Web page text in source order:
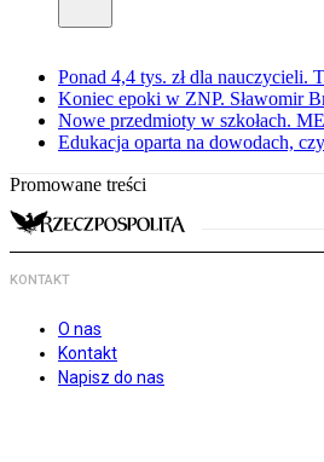
Ponad 4,4 tys. zł dla nauczycieli.
Koniec epoki w ZNP. Sławomir
Nowe przedmioty w szkołach.
Edukacja oparta na dowodach,
Promowane treści
KONTAKT
O nas
Kontakt
Napisz do nas